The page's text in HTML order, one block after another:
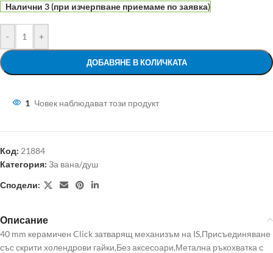
Налични 3 (при изчерпване приемаме по заявка)
- +
ДОБАВЯНЕ В КОЛИЧКАТА
1 Човек наблюдават този продукт
Код: 21884
Категория: За вана/душ
Сподели:
Описание
40 mm керамичен Click затварящ механизъм на IS,Присъединяване
със скрити холендрови гайки,Без аксесоари,Метална ръкохватка с